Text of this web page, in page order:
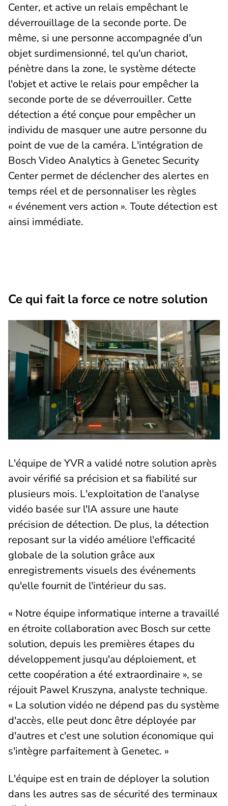
Center, et active un relais empêchant le
déverrouillage de la seconde porte. De
même, si une personne accompagnée d'un
objet surdimensionné, tel qu'un chariot,
pénètre dans la zone, le système détecte
l'objet et active le relais pour empêcher la
seconde porte de se déverrouiller. Cette
détection a été conçue pour empêcher un
individu de masquer une autre personne du
point de vue de la caméra. L'intégration de
Bosch Video Analytics à Genetec Security
Center permet de déclencher des alertes en
temps réel et de personnaliser les règles
« événement vers action ». Toute détection est
ainsi immédiate.
Ce qui fait la force ce notre solution
L'équipe de YVR a validé notre solution après
avoir vérifié sa précision et sa fiabilité sur
plusieurs mois. L'exploitation de l'analyse
vidéo basée sur l'IA assure une haute
précision de détection. De plus, la détection
reposant sur la vidéo améliore l'efficacité
globale de la solution grâce aux
enregistrements visuels des événements
qu'elle fournit de l'intérieur du sas.
« Notre équipe informatique interne a travaillé
en étroite collaboration avec Bosch sur cette
solution, depuis les premières étapes du
développement jusqu'au déploiement, et
cette coopération a été extraordinaire », se
réjouit Pawel Kruszyna, analyste technique.
« La solution vidéo ne dépend pas du système
d'accès, elle peut donc être déployée par
d'autres et c'est une solution économique qui
s'intègre parfaitement à Genetec. »
L'équipe est en train de déployer la solution
dans les autres sas de sécurité des terminaux